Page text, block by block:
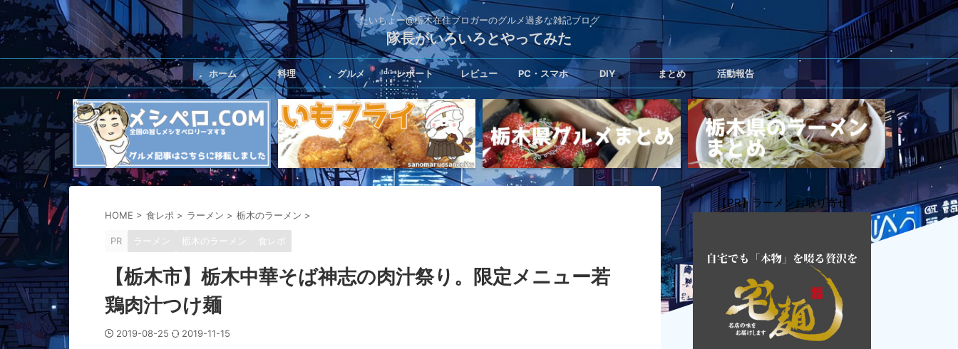
たいちょー@栃木在住ブロガーのグルメ過多な雑記ブログ
隊長がいろいろとやってみた
ホーム 料理 グルメ レポート レビュー PC・スマホ DIY まとめ 活動報告
HOME > 食レポ > ラーメン > 栃木のラーメン >
PR ラーメン 栃木のラーメン 食レポ
【栃木市】栃木中華そば神志の肉汁祭り。限定メニュー若
鶏肉汁つけ麺
2019-08-25 2019-11-15
【PR】ラーメンお取り寄せ